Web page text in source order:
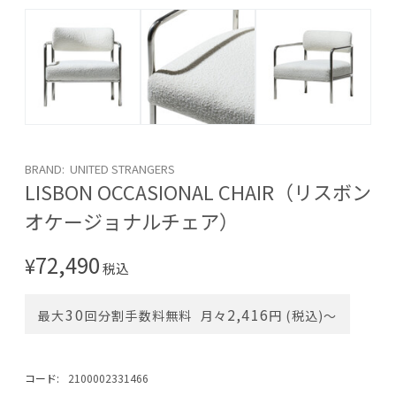
BRAND: UNITED STRANGERS
LISBON OCCASIONAL CHAIR（リスボン
オケージョナルチェア）
¥72,490税込
最大30回分割手数料無料 月々 2,416円 (税込)〜
コード: 2100002331466